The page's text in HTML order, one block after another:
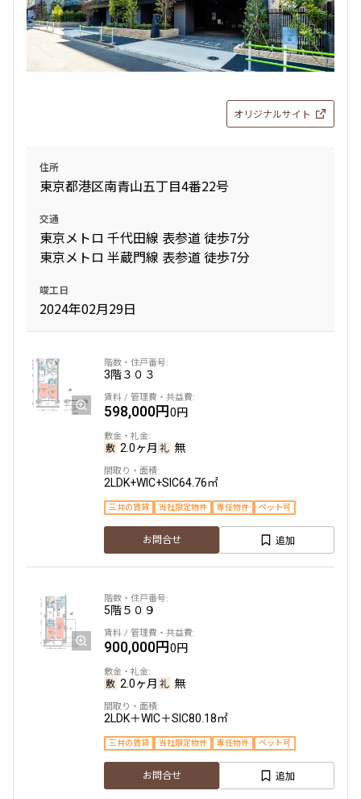
440,000円20,000円
1.0ヶ月 無
68.11㎡
23階２３０８
1.0ヶ月
三井の賃貸 ペット可
お問合せ
23階２３０９
550,000円20,000円
1.0ヶ月 無
三井の賃貸 ペット可
お問合せ
25階２５０６
451,000円20,000円
1.0ヶ月 無
234,000円10,000円
1.0ヶ月 1.0ヶ月
オリジナルサイト
住所
東京都港区南青山五丁目4番22号
交通
東京メトロ 千代田線 表参道 徒歩7分
東京メトロ 半蔵門線 表参道 徒歩7分
竣工日
2024年02月29日
3階３０３
598,000円0円
2.0ヶ月 無
2LDK+WIC+SIC64.76㎡
三井の賃貸 当社限定物件 専任物件 ペット可
お問合せ 追加
5階５０９
900,000円0円
2.0ヶ月 無
2LDK＋WIC＋SIC80.18㎡
三井の賃貸 当社限定物件 専任物件 ペット可
お問合せ 追加